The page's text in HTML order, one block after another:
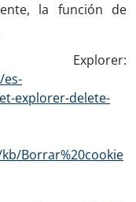
la función de
explorer-delete-
Borrar%20cookie